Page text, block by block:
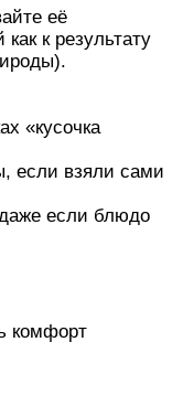
её
к результату
«кусочка
если взяли сами
даже если блюдо
комфорт